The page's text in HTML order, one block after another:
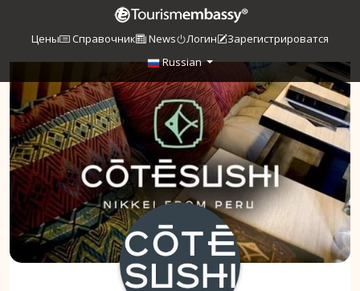
Цены Справочник News Логин
Зарегистрироватся
Russian